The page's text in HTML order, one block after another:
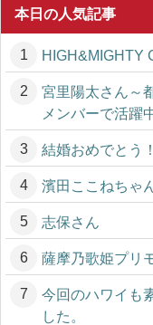
本日の人気記事
HIGH&MIGHTY
宮里陽太さん～
メンバーで活躍
結婚おめでとう
濱田ここねちゃ
志保さん
薩摩乃歌姫プリ
今回のハワイも
した。